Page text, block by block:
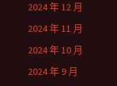
2024 年 12 月
2024 年 11 月
2024 年 10 月
2024 年 9 月